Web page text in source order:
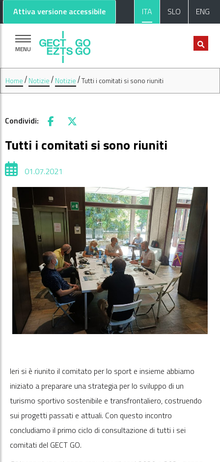
Vai al contenuto principale
Vai al footer
Attiva versione accessibile ITA SLO ENG
MENU
Home Notizie Notizie Tutti i comitati si sono riuniti
Condividi: Facebook
X
Tutti i comitati si sono riuniti
01.07.2021
Ieri si è riunito il comitato per lo sport e insieme abbiamo
iniziato a preparare una strategia per lo sviluppo di un
turismo sportivo sostenibile e transfrontaliero, costruendo
sui progetti passati e attuali. Con questo incontro
concludiamo il primo ciclo di consultazione di tutti i sei
comitati del GECT GO.